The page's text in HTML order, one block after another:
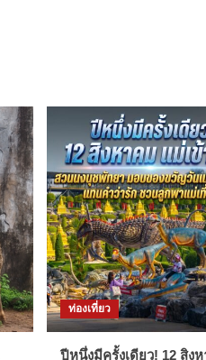
ท่องเที่ยว
ปีหนึ่งมีครั้งเดียว! 12 สิง